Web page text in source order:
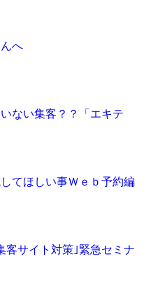
へ
ない集客？？「エキテ
てほしい事Ｗｅｂ予約編
客サイト対策｣緊急セミナ